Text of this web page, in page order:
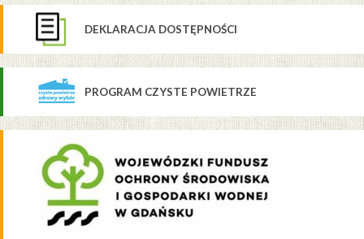
DEKLARACJA DOSTĘPNOŚCI
PROGRAM CZYSTE POWIETRZE